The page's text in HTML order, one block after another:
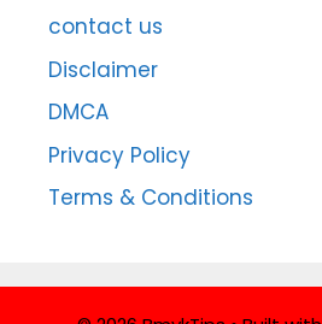
contact us
Disclaimer
DMCA
Privacy Policy
Terms & Conditions